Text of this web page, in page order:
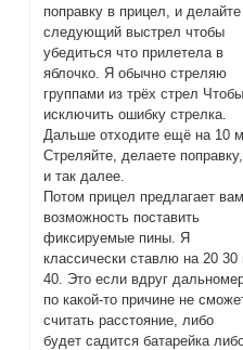
поправку в прицел, и делайте
следующий выстрел чтобы
убедиться что прилетела в
яблочко. Я обычно стреляю
группами из трёх стрел
исключить ошибку стрелка.
Дальше отходите ещё на 10
Стреляйте, делаете поправку,
и так далее.
Потом прицел предлагает
возможность поставить
фиксируемые пины. Я
классически ставлю на 20 30
40. Это если вдруг
по какой-то причине не
считать расстояние, либо
будет садится батарейка